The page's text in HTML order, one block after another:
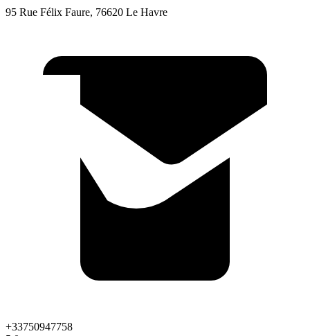
95 Rue Félix Faure, 76620 Le Havre
+33750947758